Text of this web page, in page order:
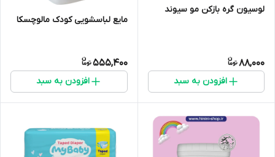
لوسیون گره بازکن مو سیوند
88,000
افزودن به سبد
مایع لباسشویی کودک مالوچسکا
555,400
افزودن به سبد